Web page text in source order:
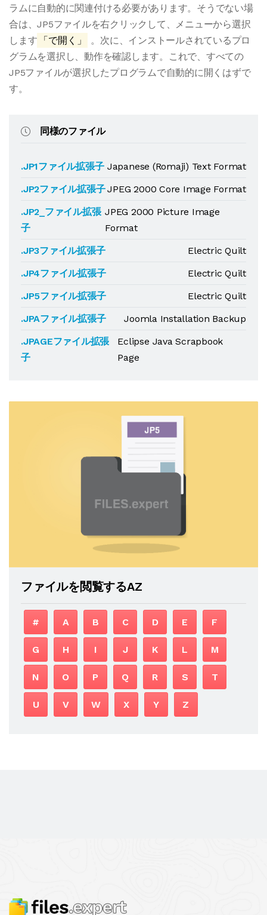
ラムに自動的に関連付ける必要があります。そうでない場
合は、JP5ファイルを右クリックして、メニューから選択
します
「で開く」
。次に、インストールされているプロ
グラムを選択し、動作を確認します。これで、すべての
JP5ファイルが選択したプログラムで自動的に開くはずで
す。
同様のファイル
.JP1ファイル拡張子 Japanese (Romaji) Text Format
.JP2ファイル拡張子 JPEG 2000 Core Image Format
.JP2_ファイル拡張
子
JPEG 2000 Picture Image
Format
.JP3ファイル拡張子
Electric Quilt
.JP4ファイル拡張子
Electric Quilt
.JP5ファイル拡張子
Electric Quilt
.JPAファイル拡張子
Joomla Installation Backup
.JPAGEファイル拡張
子
Eclipse Java Scrapbook
Page
ファイルを閲覧するAZ
# A B C D E F
G H I J K L M
N O P Q R S T
U V W X Y Z